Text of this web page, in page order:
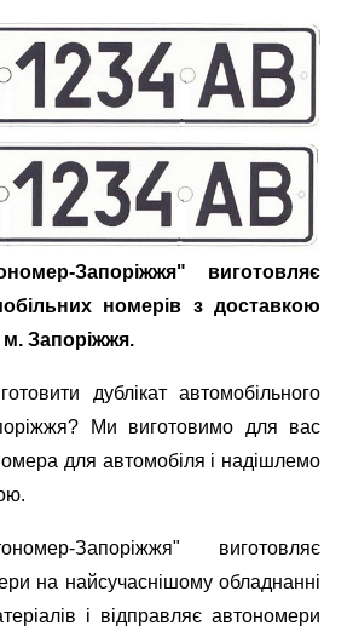
Запоріжжя" виготовляє
номерів з доставкою
м. Запоріжжя.
дублікат автомобільного
Ми виготовимо для вас
для автомобіля і надішлемо
Запоріжжя" виготовляє
на найсучаснішому обладнанні
і відправляє автономери